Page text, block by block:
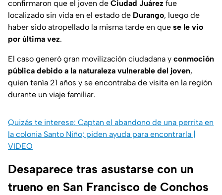
confirmaron que el joven de Ciudad Juárez fue
localizado sin vida en el estado de Durango, luego de
haber sido atropellado la misma tarde en que se le vio
por última vez.
El caso generó gran movilización ciudadana y conmoción
pública debido a la naturaleza vulnerable del joven,
quien tenía 21 años y se encontraba de visita en la región
durante un viaje familiar.
Quizás te interese: Captan el abandono de una perrita en
la colonia Santo Niño; piden ayuda para encontrarla |
VIDEO
Desaparece tras asustarse con un
trueno en San Francisco de Conchos